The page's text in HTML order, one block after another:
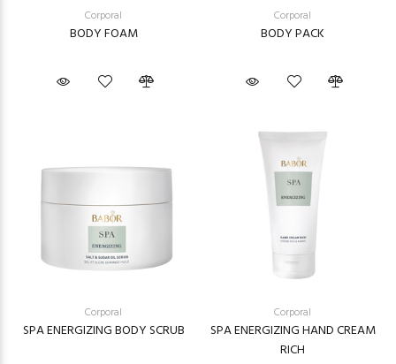
Corporal
BODY FOAM
Corporal
BODY PACK
Corporal
SPA ENERGIZING BODY SCRUB
Corporal
SPA ENERGIZING HAND CREAM
RICH